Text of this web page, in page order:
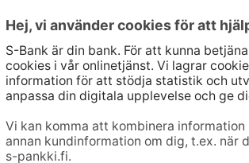
010 76 5810
må–fr kl. 9–16
Spärrtjänst för
bankkoder 24 h/dygn